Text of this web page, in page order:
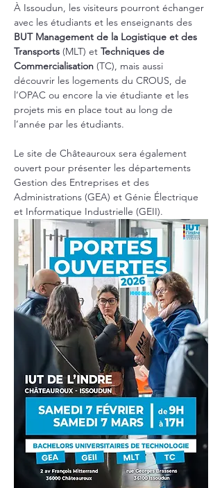
À Issoudun, les visiteurs pourront échanger
avec les étudiants et les enseignants des
BUT Management de la Logistique et des
Transports (MLT) et Techniques de
Commercialisation (TC), mais aussi
découvrir les logements du CROUS, de
l’OPAC ou encore la vie étudiante et les
projets mis en place tout au long de
l’année par les étudiants.
Le site de Châteauroux sera également
ouvert pour présenter les départements
Gestion des Entreprises et des
Administrations (GEA) et Génie Électrique
et Informatique Industrielle (GEII).